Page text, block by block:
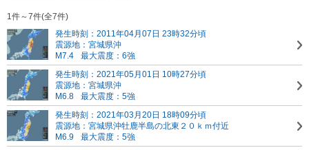
1件～7件(全7件)
発生時刻：2011年04月07日 23時32分頃
震源地：宮城県沖
M7.4
最大震度：6強
発生時刻：2021年05月01日 10時27分頃
震源地：宮城県沖
M6.8
最大震度：5強
発生時刻：2021年03月20日 18時09分頃
震源地：宮城県沖牡鹿半島の北東２０ｋｍ付近
M6.9
最大震度：5強